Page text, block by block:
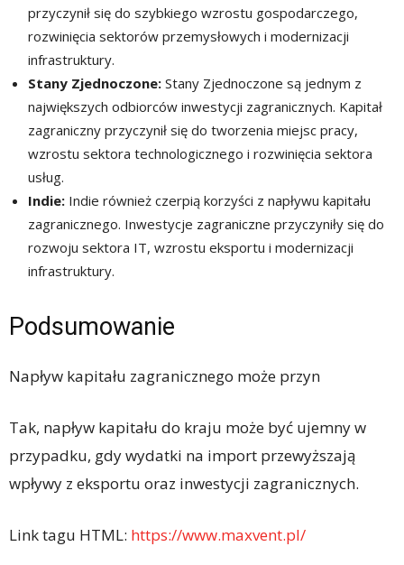
przyczynił się do szybkiego wzrostu gospodarczego,
rozwinięcia sektorów przemysłowych i modernizacji
infrastruktury.
Stany Zjednoczone: Stany Zjednoczone są jednym z
największych odbiorców inwestycji zagranicznych. Kapitał
zagraniczny przyczynił się do tworzenia miejsc pracy,
wzrostu sektora technologicznego i rozwinięcia sektora
usług.
Indie: Indie również czerpią korzyści z napływu kapitału
zagranicznego. Inwestycje zagraniczne przyczyniły się do
rozwoju sektora IT, wzrostu eksportu i modernizacji
infrastruktury.
Podsumowanie
Napływ kapitału zagranicznego może przyn
Tak, napływ kapitału do kraju może być ujemny w
przypadku, gdy wydatki na import przewyższają
wpływy z eksportu oraz inwestycji zagranicznych.
Link tagu HTML: https://www.maxvent.pl/